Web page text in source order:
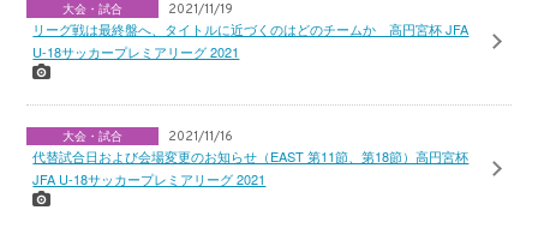
大会・試合 2021/11/19
リーグ戦は最終盤へ、タイトルに近づくのはどのチームか 高円宮杯 JFA
U-18サッカープレミアリーグ 2021
大会・試合 2021/11/16
代替試合日および会場変更のお知らせ（EAST 第11節、第18節）高円宮杯
JFA U-18サッカープレミアリーグ 2021